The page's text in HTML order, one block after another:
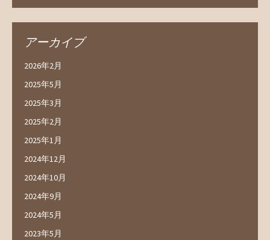
アーカイブ
2026年2月
2025年5月
2025年3月
2025年2月
2025年1月
2024年12月
2024年10月
2024年9月
2024年5月
2023年5月